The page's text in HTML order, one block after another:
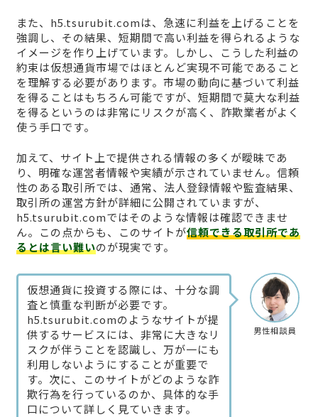
また、h5.tsurubit.comは、急速に利益を上げることを
強調し、その結果、短期間で高い利益を得られるような
イメージを作り上げています。しかし、こうした利益の
約束は仮想通貨市場ではほとんど実現不可能であること
を理解する必要があります。市場の動向に基づいて利益
を得ることはもちろん可能ですが、短期間で莫大な利益
を得るというのは非常にリスクが高く、詐欺業者がよく
使う手口です。
加えて、サイト上で提供される情報の多くが曖昧であ
り、明確な運営者情報や実績が示されていません。信頼
性のある取引所では、通常、法人登録情報や監査結果、
取引所の運営方針が詳細に公開されていますが、
h5.tsurubit.comではそのような情報は確認できませ
ん。この点からも、このサイトが信頼できる取引所であ
るとは言い難いのが現実です。
男性相談員
仮想通貨に投資する際には、十分な調
査と慎重な判断が必要です。
h5.tsurubit.comのようなサイトが提
供するサービスには、非常に大きなリ
スクが伴うことを認識し、万が一にも
利用しないようにすることが重要で
す。次に、このサイトがどのような詐
欺行為を行っているのか、具体的な手
口について詳しく見ていきます。